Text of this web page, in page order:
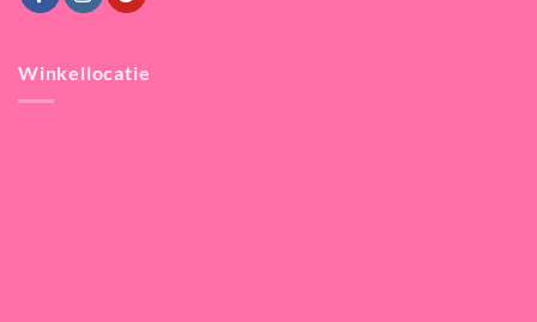
Winkellocatie